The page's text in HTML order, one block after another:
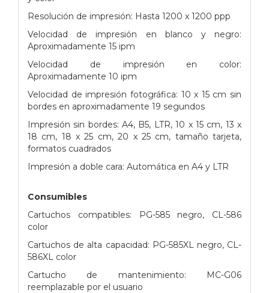
Resolución de impresión: Hasta 1200 x 1200 ppp
Velocidad de impresión en blanco y negro:
Aproximadamente 15 ipm
Velocidad de impresión en color:
Aproximadamente 10 ipm
Velocidad de impresión fotográfica: 10 x 15 cm sin
bordes en aproximadamente 19 segundos
Impresión sin bordes: A4, B5, LTR, 10 x 15 cm, 13 x
18 cm, 18 x 25 cm, 20 x 25 cm, tamaño tarjeta,
formatos cuadrados
Impresión a doble cara: Automática en A4 y LTR
Consumibles
Cartuchos compatibles: PG-585 negro, CL-586
color
Cartuchos de alta capacidad: PG-585XL negro, CL-
586XL color
Cartucho de mantenimiento: MC-G06
reemplazable por el usuario